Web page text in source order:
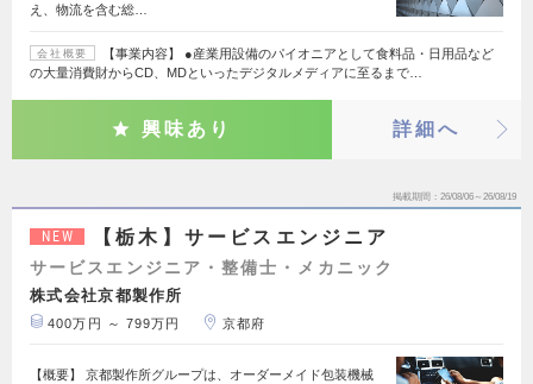
え、物流を含む総…
会社概要
【事業内容】 ●産業用設備のパイオニアとして食料品・日用品など
の大量消費財からCD、MDといったデジタルメディアに至るまで…
興味あり 詳細へ
掲載期間 26/08/06～26/08/19
NEW 【栃木】サービスエンジニア
サービスエンジニア・整備士・メカニック
株式会社京都製作所
400万円 ～ 799万円 京都府
【概要】 京都製作所グループは、オーダーメイド包装機械